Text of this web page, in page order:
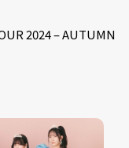
2024 – AUTUMN